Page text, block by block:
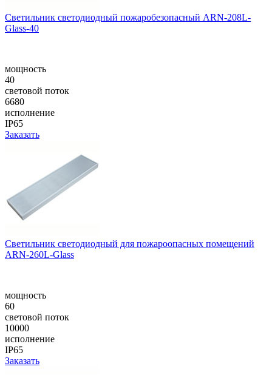
Cветильник светодиодный пожаробезопасный ARN-208L-
Glass-40
мощность
40
световой поток
6680
исполнение
IP65
Заказать
Cветильник светодиодный для пожароопасных помещений
ARN-260L-Glass
мощность
60
световой поток
10000
исполнение
IP65
Заказать